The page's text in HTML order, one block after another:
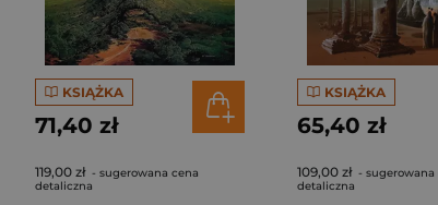
KSIĄŻKA
71,40 zł
119,00 zł - sugerowana cena
detaliczna
KSIĄŻKA
65,40 zł
109,00 zł - sugerowana
detaliczna